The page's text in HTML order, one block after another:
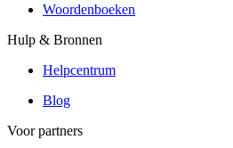
Woordenboeken
Hulp & Bronnen
Helpcentrum
Blog
Voor partners